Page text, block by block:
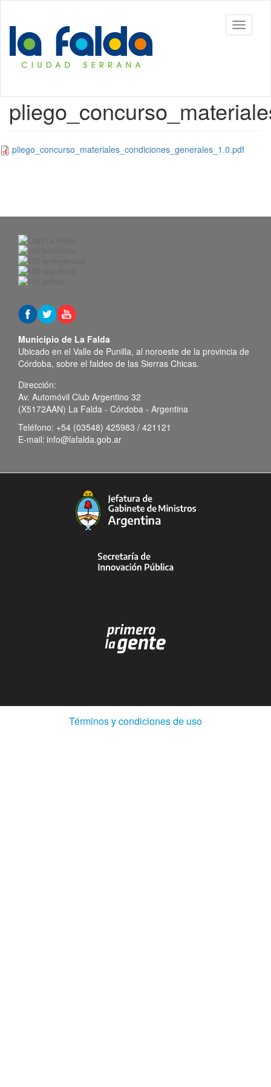
contenido
principal
Toggle
pliego_concurso_materiales_condiciones_generales_1.0.pdf
Municipio de La Falda
Ubicado en el Valle de Punilla, al noroeste de la provincia de
Córdoba, sobre el faldeo de las Sierras Chicas.
Dirección:
Av. Automóvil Club Argentino 32
(X5172AAN) La Falda - Córdoba - Argentina
Teléfono: +54 (03548) 425983 / 421121
E-mail: info@lafalda.gob.ar
Términos y condiciones de uso(Abre